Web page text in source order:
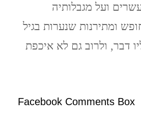
ועל מגבלותיה
ומתירנות שנערות בגיל
דבר, ולרוב גם לא איכפת
Facebook Comments Box